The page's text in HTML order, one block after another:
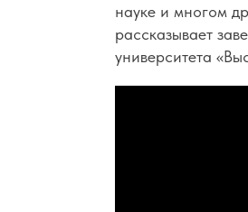
науке и многом
рассказывает
университета